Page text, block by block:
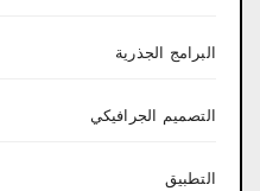
البرامج الجذرية
التصميم الجرافيكي
التطبيق